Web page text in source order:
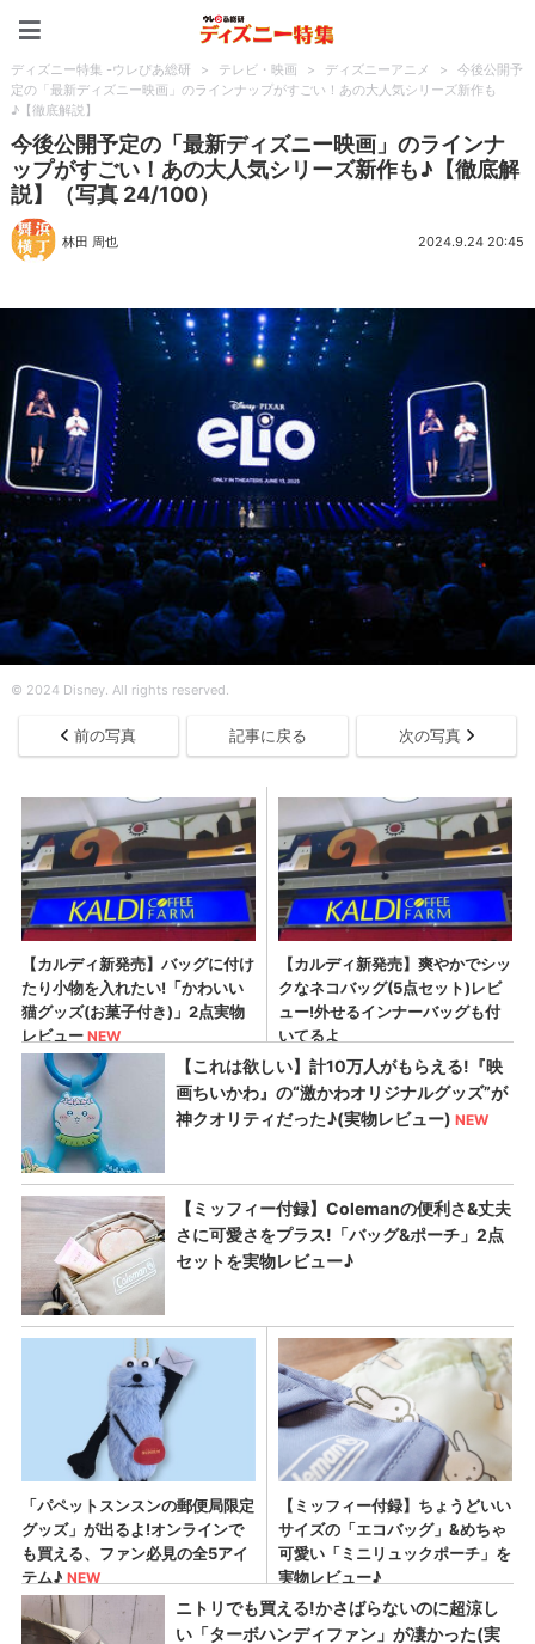
ディズニー特集 -ウレぴあ総研 > テレビ・映画 > ディズニーアニメ >
今後公開予
定の「最新ディズニー映画」のラインナップがすごい！あの大人気シリーズ新作も
♪【徹底解説】
今後公開予定の「最新ディズニー映画」のラインナ
ップがすごい！あの大人気シリーズ新作も♪【徹底解
説】（写真 24/100）
林田 周也 2024.9.24 20:45
© 2024 Disney. All rights reserved.
前の写真 記事に戻る 次の写真